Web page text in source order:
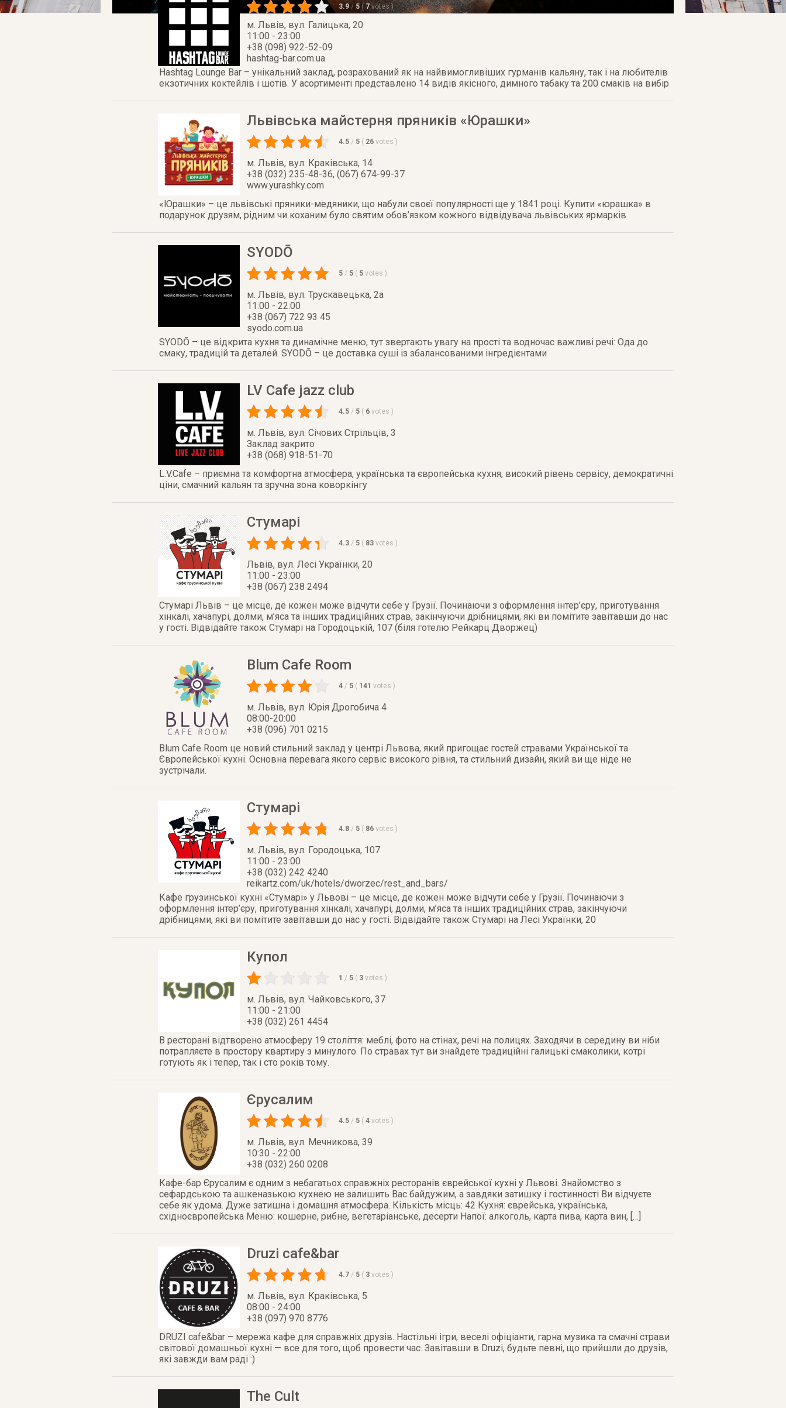
3.9 / 5 ( 7 votes)
м. Львів, вул. Галицька, 20
11:00 - 23:00
+38 (098) 922-52-09
hashtag-bar.com.ua
Hashtag Lounge Bar – унікальний заклад, розрахований як на найвимогливіших гурманів кальяну, так і на любителів
екзотичних коктейлів і шотів. У асортименті представлено 14 видів якісного, димного табаку та 200 смаків на вибір
Львівська майстерня пряників «Юрашки»
4.5 / 5 ( 26 votes )
м. Львів, вул. Краківська, 14
+38 (032) 235-48-36, (067) 674-99-37
www.yurashky.com
«Юрашки» – це львівські пряники-медяники, що набули своєї популярності ще у 1841 році. Купити «юрашка» в
подарунок друзям, рідним чи коханим було святим обов’язком кожного відвідувача львівських ярмарків
SYODŌ
5 / 5 ( 5 votes )
м. Львів, вул. Трускавецька, 2a
11:00 - 22:00
+38 (067) 722 93 45
syodo.com.ua
SYODŌ – це відкрита кухня та динамічне меню, тут звертають увагу на прості та водночас важливі речі: Ода до
смаку, традицій та деталей. SYODŌ – це доставка суші із збалансованими інгредієнтами
LV Cafe jazz club
4.5 / 5 ( 6 votes )
м. Львів, вул. Січових Стрільців, 3
Заклад закрито
+38 (068) 918-51-70
L.V.Cafe – приємна та комфортна атмосфера, українська та європейська кухня, високий рівень сервісу, демократичні
ціни, смачний кальян та зручна зона коворкінгу
Стумарі
4.3 / 5 ( 83 votes )
Львів, вул. Лесі Українки, 20
11:00 - 23:00
+38 (067) 238 2494
Стумарі Львів – це місце, де кожен може відчути себе у Грузії. Починаючи з оформлення інтер’єру, приготування
хінкалі, хачапурі, долми, м’яса та інших традиційних страв, закінчуючи дрібницями, які ви помітите завітавши до нас
у гості. Відвідайте також Стумарі на Городоцькій, 107 (біля готелю Рейкарц Дворжец)
Blum Cafe Room
4 / 5 ( 141 votes )
м. Львів, вул. Юрія Дрогобича 4
08:00-20:00
+38 (096) 701 0215
Blum Cafe Room це новий стильний заклад у центрі Львова, який пригощає гостей стравами Української та
Європейської кухні. Основна перевага якого сервіс високого рівня, та стильний дизайн, який ви ще ніде не
зустрічали.
Стумарі
4.8 / 5 ( 86 votes )
м. Львів, вул. Городоцька, 107
11:00 - 23:00
+38 (032) 242 4240
reikartz.com/uk/hotels/dworzec/rest_and_bars/
Кафе грузинської кухні «Стумарі» у Львові – це місце, де кожен може відчути себе у Грузії. Починаючи з
оформлення інтер’єру, приготування хінкалі, хачапурі, долми, м’яса та інших традиційних страв, закінчуючи
дрібницями, які ви помітите завітавши до нас у гості. Відвідайте також Стумарі на Лесі Українки, 20
Купол
1 / 5 ( 3 votes )
м. Львів, вул. Чайковського, 37
11:00 - 21:00
+38 (032) 261 4454
В ресторані відтворено атмосферу 19 століття: меблі, фото на стінах, речі на полицях. Заходячи в середину ви ніби
потрапляєте в простору квартиру з минулого. По стравах тут ви знайдете традиційні галицькі смаколики, котрі
готують як і тепер, так і сто років тому.
Єрусалим
4.5 / 5 ( 4 votes )
м. Львів, вул. Мечникова, 39
10:30 - 22:00
+38 (032) 260 0208
Кафе-бар Єрусалим є одним з небагатьох справжніх ресторанів єврейської кухні у Львові. Знайомство з
сефардською та ашкеназькою кухнею не залишить Вас байдужим, а завдяки затишку і гостинності Ви відчуєте
себе як удома. Дуже затишна і домашня атмосфера. Кількість місць: 42 Кухня: єврейська, українська,
східноєвропейська Меню: кошерне, рибне, вегетаріанське, десерти Напої: алкоголь, карта пива, карта вин, […]
Druzi cafe&bar
4.7 / 5 ( 3 votes )
м. Львів, вул. Краківська, 5
08:00 - 24:00
+38 (097) 970 8776
DRUZI cafe&bar – мережа кафе для справжніх друзів. Настільні ігри, веселі офіціанти, гарна музика та смачні страви
світової домашньої кухні — все для того, щоб провести час. Завітавши в Druzi, будьте певні, що прийшли до друзів,
які завжди вам раді :)
The Cult